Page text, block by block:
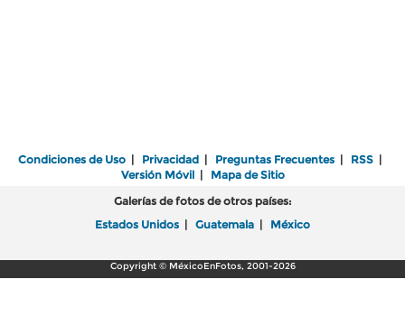
Condiciones de Uso | Privacidad | Preguntas Frecuentes | RSS |
Versión Móvil| Mapa de Sitio
Galerías de fotos de otros países:
Estados Unidos | Guatemala | México
Copyright © MéxicoEnFotos, 2001-2026